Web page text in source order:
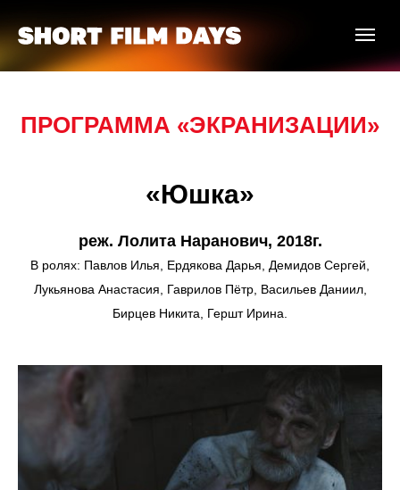
ПРОГРАММА «ЭКРАНИЗАЦИИ»
«Юшка»
реж. Лолита Наранович, 2018г.
В ролях: Павлов Илья, Ердякова Дарья, Демидов Сергей,
Лукьянова Анастасия, Гаврилов Пётр, Васильев Даниил,
Бирцев Никита, Гершт Ирина.